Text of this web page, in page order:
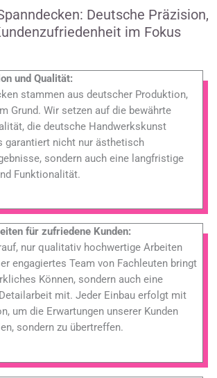
Deutsche Präzision,
im Fokus
und Qualität:
stammen aus deutscher Produktion,
Grund. Wir setzen auf die bewährte
die deutsche Handwerkskunst
garantiert nicht nur ästhetisch
sondern auch eine langfristige
Funktionalität.
für zufriedene Kunden:
nur qualitativ hochwertige Arbeiten
engagiertes Team von Fachleuten bringt
Können, sondern auch eine
mit. Jeder Einbau erfolgt mit
um die Erwartungen unserer Kunden
sondern zu übertreffen.